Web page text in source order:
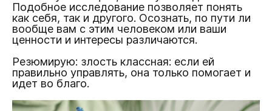
Подобное исследование позволяет понять
как себя, так и другого. Осознать, по пути ли
вообще вам с этим человеком или ваши
ценности и интересы различаются.
Резюмирую: злость классная: если ей
правильно управлять, она только помогает и
идет во благо.